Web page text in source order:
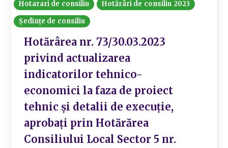
Hotarari de consiliu
Hotărâri de consiliu 2023
Ședințe de consiliu
Hotărârea nr. 73/30.03.2023
privind actualizarea
indicatorilor tehnico-
economici la faza de proiect
tehnic și detalii de execuție,
aprobați prin Hotărărea
Consiliului Local Sector 5 nr.